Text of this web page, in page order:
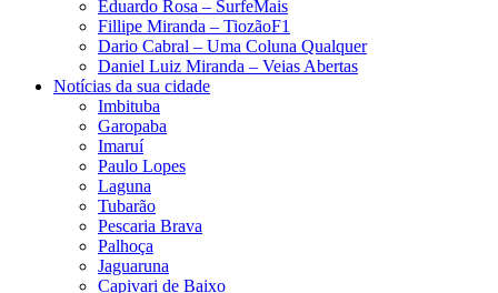
Eduardo Rosa​ – SurfeMais
Fillipe Miranda – TiozãoF1
Dario Cabral – Uma Coluna Qualquer
Daniel Luiz Miranda – Veias Abertas
Notícias da sua cidade
Imbituba
Garopaba
Imaruí
Paulo Lopes
Laguna
Tubarão
Pescaria Brava
Palhoça
Jaguaruna
Capivari de Baixo